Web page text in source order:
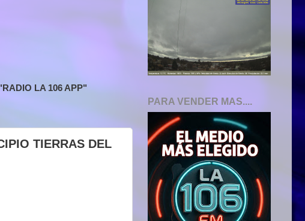
LA 106 APP"
TIERRAS DEL
PARA VENDER MAS....